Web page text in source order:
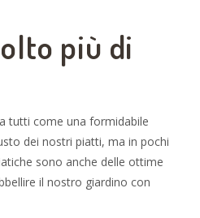
più di
tutti come una formidabile
dei nostri piatti, ma in pochi
sono anche delle ottime
il nostro giardino con